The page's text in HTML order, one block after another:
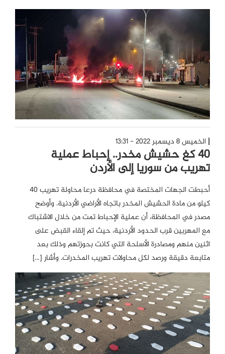
الخميس 8 ديسمبر 2022 - 13:31
40 كغ حشيش مخدر.. إحباط عملية
تهريب من سوريا إلى الأردن
أحبطت الجهات المختصة في محافظة درعا محاولة تهريب 40
كيلو من مادة الحشيش المخدر باتجاه الأراضي الأردنية. وأوضح
مصدر في المحافظة، أن عملية الإحباط تمت من خلال الاشتباك
مع المهربين قرب الحدود الأردنية، حيث تم إلقاء القبض على
اثنين منهم ومصادرة الأسلحة التي كانت بحوزتهم وذلك بعد
متابعة دقيقة ورصد لكل محاولات تهريب المخدرات. وأشار […]